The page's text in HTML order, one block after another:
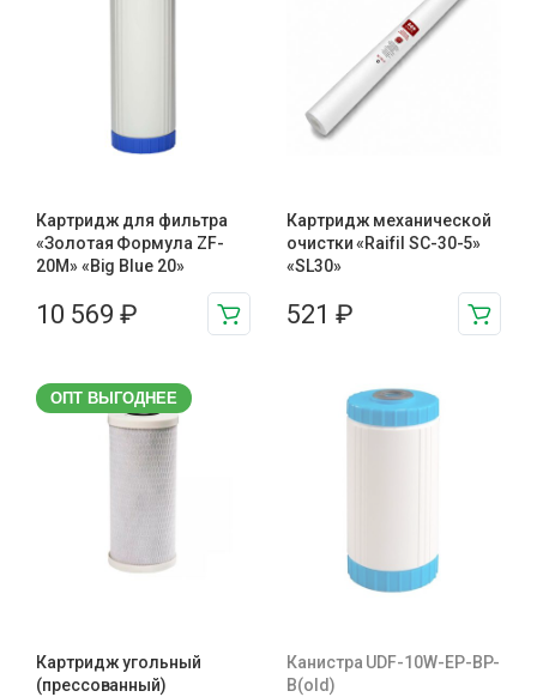
Картридж для фильтра
«Золотая Формула ZF-
20М» «Big Blue 20»
10 569 ₽
Картридж механической
очистки «Raifil SC-30-5»
«SL30»
521 ₽
ОПТ ВЫГОДНЕЕ
Картридж угольный
(прессованный)
Канистра UDF-10W-EP-BP-
B(old)